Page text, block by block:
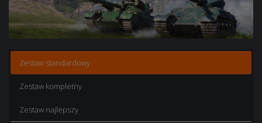
Zestaw standardowy
Zestaw kompletny
Zestaw najlepszy